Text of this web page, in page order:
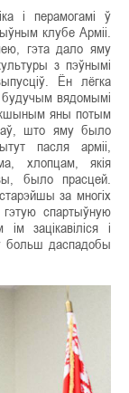
і перамогамі ў
клубе Арміі.
гэта дало яму
з пэўнымі
Ён лёгка
будучым вядомымі
яны потым
што яму было
пасля арміі,
хлопцам, якія
было прасцей.
за многіх
спартыўную
зацікавіліся і
больш даспадобы